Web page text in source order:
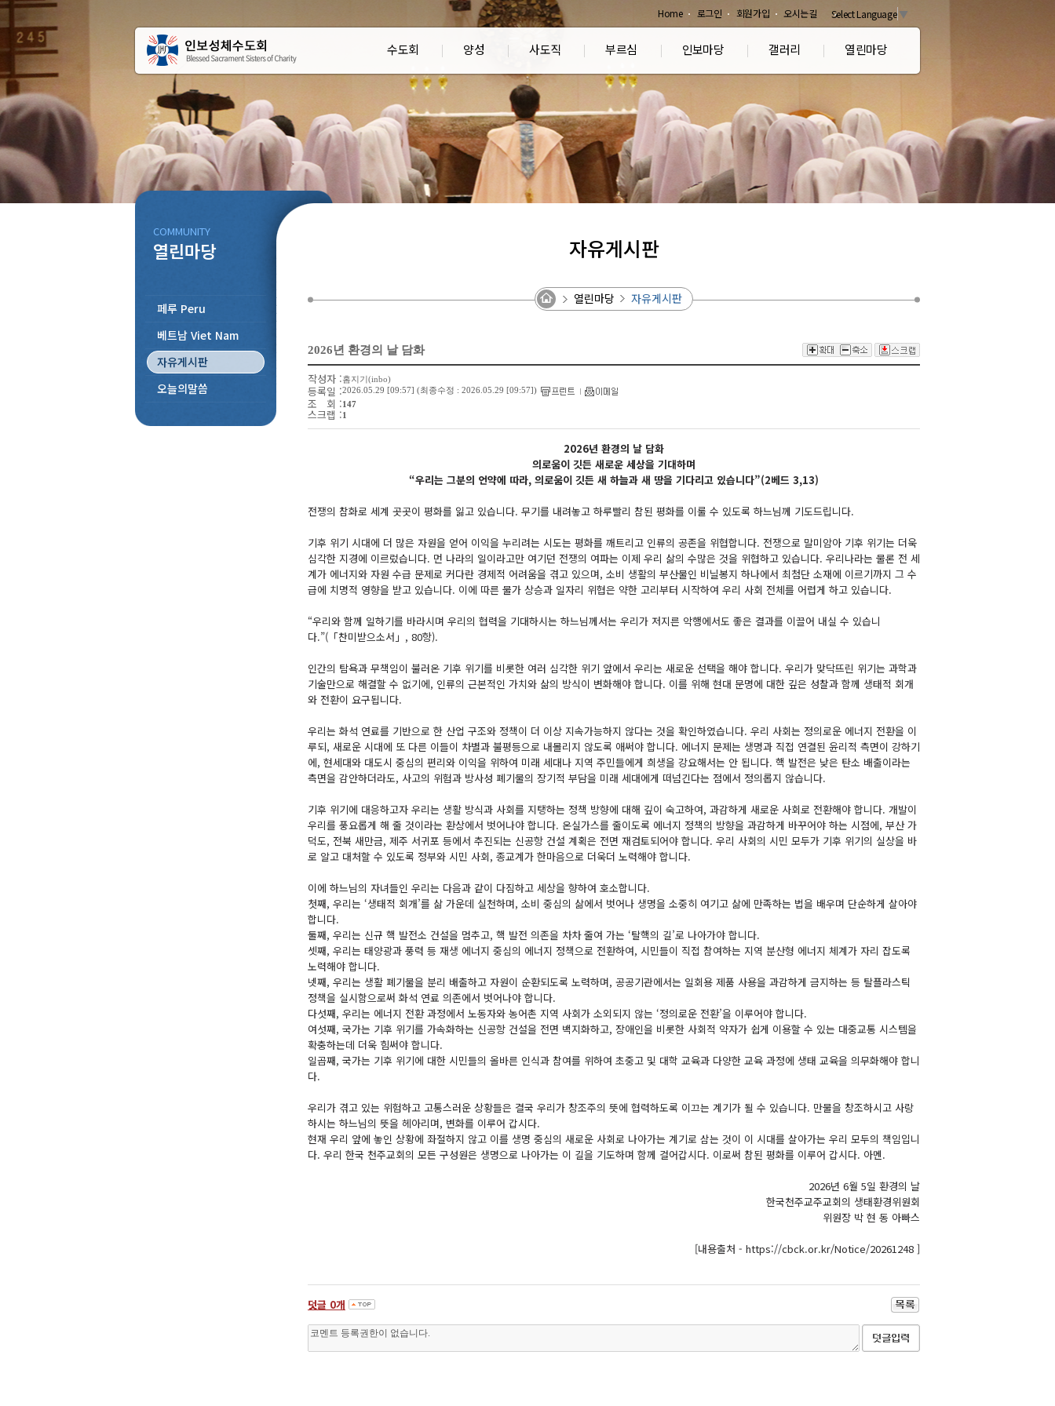
Home 로그인 회원가입 오시는길 Select Language ▼
수도회 양성 사도직 부르심 인보마당 갤러리 열린마당
COMMUNITY
열린마당
페루 Peru
베트남 Viet Nam
자유게시판
오늘의말씀
자유게시판
열린마당 자유게시판
2026년 환경의 날 담화
작성자 :홈지기(inbo)
등록일 :2026.05.29 [09:57] (최종수정 : 2026.05.29 [09:57])
조 회 :147
스크랩 :1
2026년 환경의 날 담화
의로움이 깃든 새로운 세상을 기대하며
“우리는 그분의 언약에 따라, 의로움이 깃든 새 하늘과 새 땅을 기다리고 있습니다”(2베드 3,13)
전쟁의 참화로 세계 곳곳이 평화를 잃고 있습니다. 무기를 내려놓고 하루빨리 참된 평화를 이룰 수 있도록 하느님께 기도드립니다.
기후 위기 시대에 더 많은 자원을 얻어 이익을 누리려는 시도는 평화를 깨트리고 인류의 공존을 위협합니다. 전쟁으로 말미암아 기후 위기는 더욱
심각한 지경에 이르렀습니다. 먼 나라의 일이라고만 여기던 전쟁의 여파는 이제 우리 삶의 수많은 것을 위협하고 있습니다. 우리나라는 물론 전 세
계가 에너지와 자원 수급 문제로 커다란 경제적 어려움을 겪고 있으며, 소비 생활의 부산물인 비닐봉지 하나에서 최첨단 소재에 이르기까지 그 수
급에 치명적 영향을 받고 있습니다. 이에 따른 물가 상승과 일자리 위협은 약한 고리부터 시작하여 우리 사회 전체를 어렵게 하고 있습니다.
“우리와 함께 일하기를 바라시며 우리의 협력을 기대하시는 하느님께서는 우리가 저지른 악행에서도 좋은 결과를 이끌어 내실 수 있습니
다.”(「찬미받으소서」, 80항).
인간의 탐욕과 무책임이 불러온 기후 위기를 비롯한 여러 심각한 위기 앞에서 우리는 새로운 선택을 해야 합니다. 우리가 맞닥뜨린 위기는 과학과
기술만으로 해결할 수 없기에, 인류의 근본적인 가치와 삶의 방식이 변화해야 합니다. 이를 위해 현대 문명에 대한 깊은 성찰과 함께 생태적 회개
와 전환이 요구됩니다.
우리는 화석 연료를 기반으로 한 산업 구조와 정책이 더 이상 지속가능하지 않다는 것을 확인하였습니다. 우리 사회는 정의로운 에너지 전환을 이
루되, 새로운 시대에 또 다른 이들이 차별과 불평등으로 내몰리지 않도록 애써야 합니다. 에너지 문제는 생명과 직접 연결된 윤리적 측면이 강하기
에, 현세대와 대도시 중심의 편리와 이익을 위하여 미래 세대나 지역 주민들에게 희생을 강요해서는 안 됩니다. 핵 발전은 낮은 탄소 배출이라는
측면을 감안하더라도, 사고의 위험과 방사성 폐기물의 장기적 부담을 미래 세대에게 떠넘긴다는 점에서 정의롭지 않습니다.
기후 위기에 대응하고자 우리는 생활 방식과 사회를 지탱하는 정책 방향에 대해 깊이 숙고하여, 과감하게 새로운 사회로 전환해야 합니다. 개발이
우리를 풍요롭게 해 줄 것이라는 환상에서 벗어나야 합니다. 온실가스를 줄이도록 에너지 정책의 방향을 과감하게 바꾸어야 하는 시점에, 부산 가
덕도, 전북 새만금, 제주 서귀포 등에서 추진되는 신공항 건설 계획은 전면 재검토되어야 합니다. 우리 사회의 시민 모두가 기후 위기의 실상을 바
로 알고 대처할 수 있도록 정부와 시민 사회, 종교계가 한마음으로 더욱더 노력해야 합니다.
이에 하느님의 자녀들인 우리는 다음과 같이 다짐하고 세상을 향하여 호소합니다.
첫째, 우리는 ‘생태적 회개’를 삶 가운데 실천하며, 소비 중심의 삶에서 벗어나 생명을 소중히 여기고 삶에 만족하는 법을 배우며 단순하게 살아야
합니다.
둘째, 우리는 신규 핵 발전소 건설을 멈추고, 핵 발전 의존을 차차 줄여 가는 ‘탈핵의 길’로 나아가야 합니다.
셋째, 우리는 태양광과 풍력 등 재생 에너지 중심의 에너지 정책으로 전환하여, 시민들이 직접 참여하는 지역 분산형 에너지 체계가 자리 잡도록
노력해야 합니다.
넷째, 우리는 생활 폐기물을 분리 배출하고 자원이 순환되도록 노력하며, 공공기관에서는 일회용 제품 사용을 과감하게 금지하는 등 탈플라스틱
정책을 실시함으로써 화석 연료 의존에서 벗어나야 합니다.
다섯째, 우리는 에너지 전환 과정에서 노동자와 농어촌 지역 사회가 소외되지 않는 ‘정의로운 전환’을 이루어야 합니다.
여섯째, 국가는 기후 위기를 가속화하는 신공항 건설을 전면 백지화하고, 장애인을 비롯한 사회적 약자가 쉽게 이용할 수 있는 대중교통 시스템을
확충하는데 더욱 힘써야 합니다.
일곱째, 국가는 기후 위기에 대한 시민들의 올바른 인식과 참여를 위하여 초중고 및 대학 교육과 다양한 교육 과정에 생태 교육을 의무화해야 합니
다.
우리가 겪고 있는 위험하고 고통스러운 상황들은 결국 우리가 창조주의 뜻에 협력하도록 이끄는 계기가 될 수 있습니다. 만물을 창조하시고 사랑
하시는 하느님의 뜻을 헤아리며, 변화를 이루어 갑시다.
현재 우리 앞에 놓인 상황에 좌절하지 않고 이를 생명 중심의 새로운 사회로 나아가는 계기로 삼는 것이 이 시대를 살아가는 우리 모두의 책임입니
다. 우리 한국 천주교회의 모든 구성원은 생명으로 나아가는 이 길을 기도하며 함께 걸어갑시다. 이로써 참된 평화를 이루어 갑시다. 아멘.
2026년 6월 5일 환경의 날
한국천주교주교회의 생태환경위원회
위원장 박 현 동 아빠스
[내용출처 - https://cbck.or.kr/Notice/20261248 ]
덧글 0개